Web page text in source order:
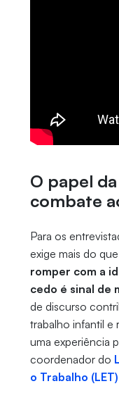
O papel
combate
Para os
exige mais do
romper com a
cedo é sinal de
de discurso
trabalho infantil e
uma experiência
coordenador do
o Trabalho (LET)